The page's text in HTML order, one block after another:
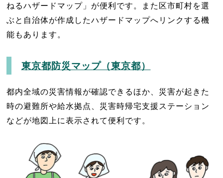
ねるハザードマップ」が便利です。また区市町村を選
ぶと自治体が作成したハザードマップへリンクする機
能もあります。
東京都防災マップ（東京都）
都内全域の災害情報が確認できるほか、災害が起きた
時の避難所や給水拠点、災害時帰宅支援ステーション
などが地図上に表示されて便利です。